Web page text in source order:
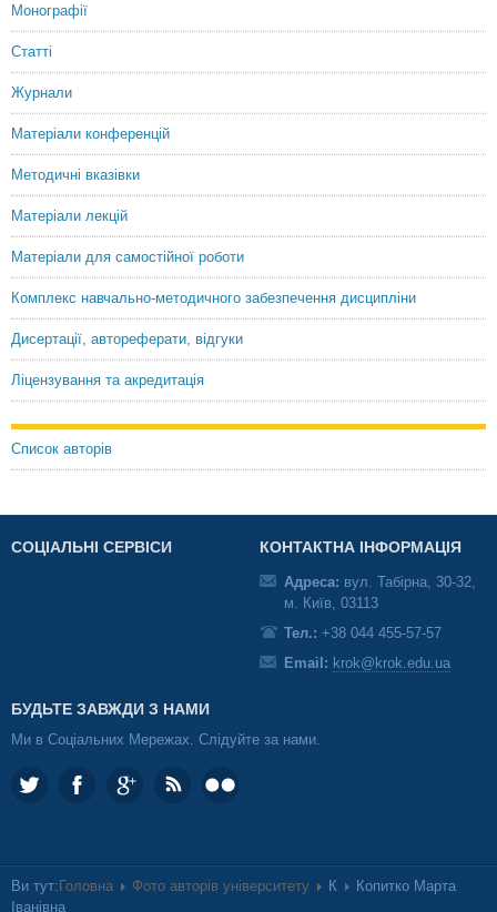
Монографії
Статті
Журнали
Матеріали конференцій
Методичні вказівки
Матеріали лекцій
Матеріали для самостійної роботи
Комплекс навчально-методичного забезпечення дисципліни
Дисертації, автореферати, відгуки
Ліцензування та акредитація
Список авторів
СОЦІАЛЬНІ СЕРВІСИ КОНТАКТНА ІНФОРМАЦІЯ
Адреса: вул. Табірна, 30-32,
м. Київ, 03113
Тел.: +38 044 455-57-57
Email: krok@krok.edu.ua
БУДЬТЕ ЗАВЖДИ З НАМИ
Ми в Соціальних Мережах. Слідуйте за нами.
Ви тут: Головна Фото авторів університету К
Копитко Марта
Іванівна